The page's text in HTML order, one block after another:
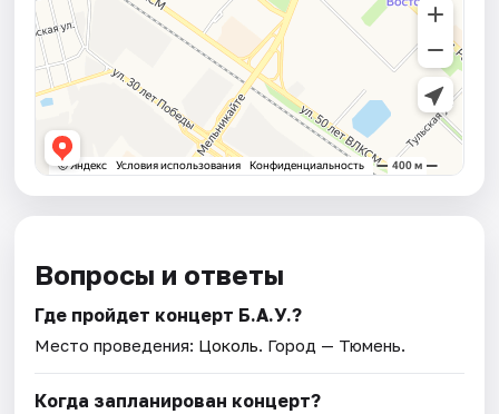
Вопросы и ответы
Где пройдет концерт Б.А.У.?
Место проведения: Цоколь. Город — Тюмень.
Когда запланирован концерт?